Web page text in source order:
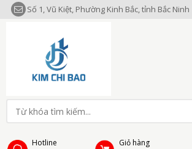
Số 1, Vũ Kiệt, Phường Kinh Bắc, tỉnh Bắc Ninh
Hotline Giỏ hàng